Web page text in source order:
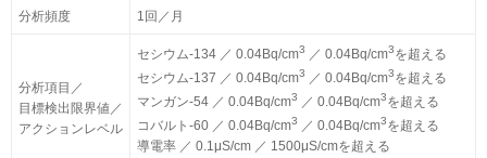
分析頻度 1回／月
分析項目／
目標検出限界値／
アクションレベル
セシウム-134 ／ 0.04Bq/cm3 ／ 0.04Bq/cm3を超える
セシウム-137 ／ 0.04Bq/cm3 ／ 0.04Bq/cm3を超える
マンガン-54 ／ 0.04Bq/cm3 ／ 0.04Bq/cm3を超える
コバルト-60 ／ 0.04Bq/cm3 ／ 0.04Bq/cm3を超える
導電率 ／ 0.1μS/cm ／ 1500μS/cmを超える
分析頻度 1回／月
分析項目／
目標検出限界値／
アクションレベル
セシウム-134 ／ 0.04Bq/cm3 ／ 0.04Bq/cm3を超える
セシウム-137 ／ 0.04Bq/cm3 ／ 0.04Bq/cm3を超える
マンガン-54 ／ 0.04Bq/cm3 ／ 0.04Bq/cm3を超える
コバルト-60 ／ 0.04Bq/cm3 ／ 0.04Bq/cm3を超える
導電率 ／ 0.1μS/cm ／ 1500μS/cmを超える